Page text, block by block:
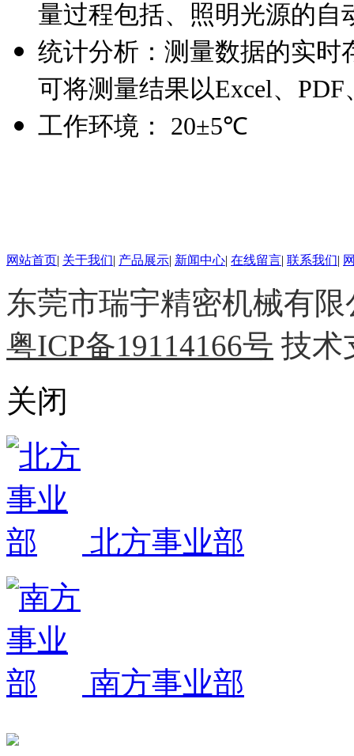
量过程包括、照明光源的自
统计分析： 测量数据的实时
可将测量结果以Excel、 PDF
工作环境：
20±5℃
网站首页| 关于我们| 产品展示| 新闻中心| 在线留言| 联系我们|
东莞市瑞宇精密机械有
粤ICP备19114166号 技术
关闭
北方事业部
南方事业部